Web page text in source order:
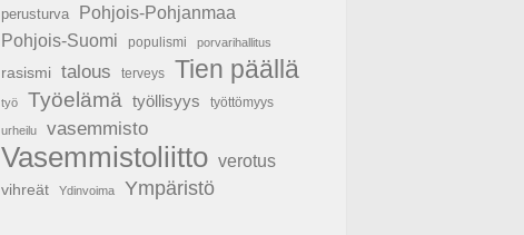
perusturva
Pohjois-Pohjanmaa
Pohjois-Suomi
populismi porvarihallitus
rasismi talous terveys Tien päällä
työ Työelämä työllisyys työttömyys
urheilu vasemmisto
Vasemmistoliitto verotus
vihreät Ydinvoima Ympäristö